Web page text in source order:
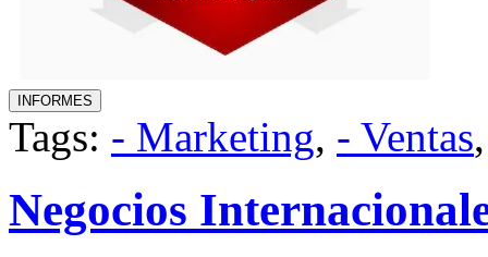
Tags: - Marketing, - Ventas
Negocios